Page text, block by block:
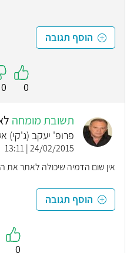
הוסף תגובה
0
0
תשובת מומחה
פרופ' יעקב (ג'קי)
24/02/2015 | 13:11
אין שום הדמיה שיכולה לאתר את
הוסף תגובה
0